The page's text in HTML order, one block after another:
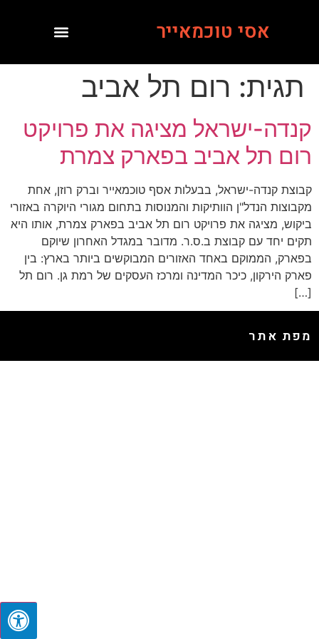
אסי טוכמאייר
תגית: רום תל אביב
קנדה-ישראל מציגה את פרויקט
רום תל אביב בפארק צמרת
קבוצת קנדה-ישראל, בבעלות אסף טוכמאייר וברק רוזן, אחת
מקבוצות הנדל"ן הוותיקות והמנוסות בתחום מגורי היוקרה באזורי
ביקוש, מציגה את פרויקט רום תל אביב בפארק צמרת, אותו היא
תקים יחד עם קבוצת ב.ס.ר. מדובר במגדל האחרון שיוקם
בפארק, הממוקם באחד האזורים המבוקשים ביותר בארץ: בין
פארק הירקון, כיכר המדינה ומרכז העסקים של רמת גן. רום תל
[…]
מפת אתר